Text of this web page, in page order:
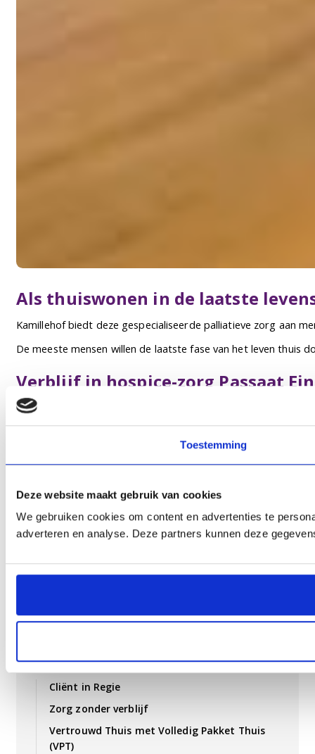
Toestemming
Deze website maakt gebruik van cookies
We gebruiken cookies om content en advertenties te
adverteren en analyse. Deze partners kunnen deze
Zorg
Cliënt in Regie
Zorg zonder verblijf
Vertrouwd Thuis met Volledig Pakket Thuis
(VPT)
Als thuiswonen in de laatste
Kamillehof biedt deze gespecialiseerde palliatieve zorg aan
De meeste mensen willen de laatste fase van het leven thuis
Verblijf in hospice-zorg Passaat
De gasten die gebruik maken van de gespecialiseerde
Hospice binnen het verpleeghuis
Kamillehof is een afdeling die in directe verbinding staat met
Geestelijke ondersteuning
De gasten en hun naasten kunnen gebruik maken van de
Contact